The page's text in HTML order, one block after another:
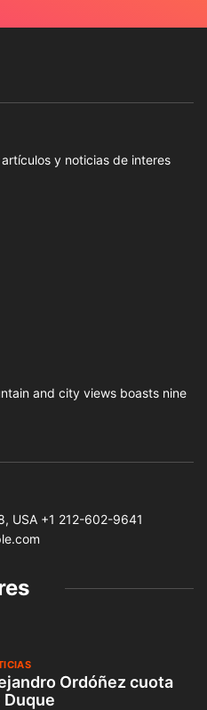
y noticias de interes
and city views boasts nine
USA +1 212-602-9641
Ordóñez cuota
Duque